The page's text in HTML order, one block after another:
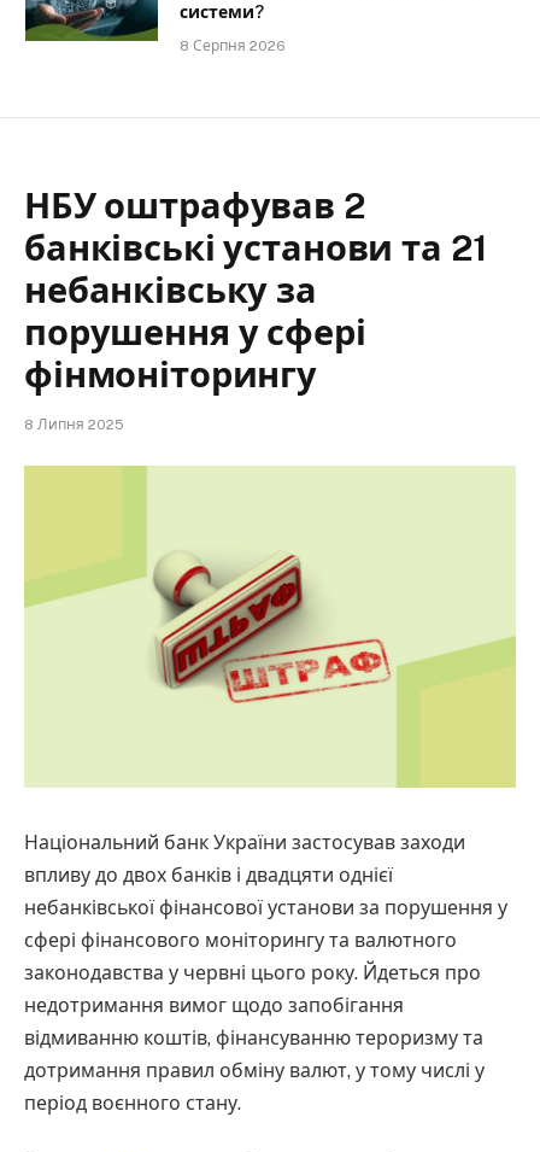
системи?
8 Серпня 2026
НБУ оштрафував 2
банківські установи та 21
небанківську за
порушення у сфері
фінмоніторингу
8 Липня 2025
Національний банк України застосував заходи
впливу до двох банків і двадцяти однієї
небанківської фінансової установи за порушення у
сфері фінансового моніторингу та валютного
законодавства у червні цього року. Йдеться про
недотримання вимог щодо запобігання
відмиванню коштів, фінансуванню тероризму та
дотримання правил обміну валют, у тому числі у
період воєнного стану.